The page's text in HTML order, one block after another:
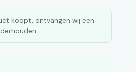
koopt, ontvangen wij een